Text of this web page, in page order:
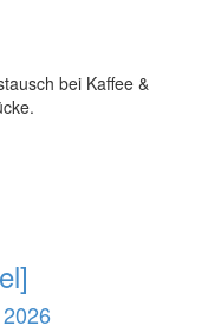
bei Kaffee &